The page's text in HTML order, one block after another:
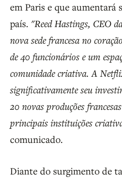
em Paris e que aumentará
país. "Reed Hastings, CEO
nova sede francesa no
de 40 funcionários e um
comunidade criativa. A
significativamente seu
20 novas produções
principais instituições
comunicado.
Diante do surgimento de